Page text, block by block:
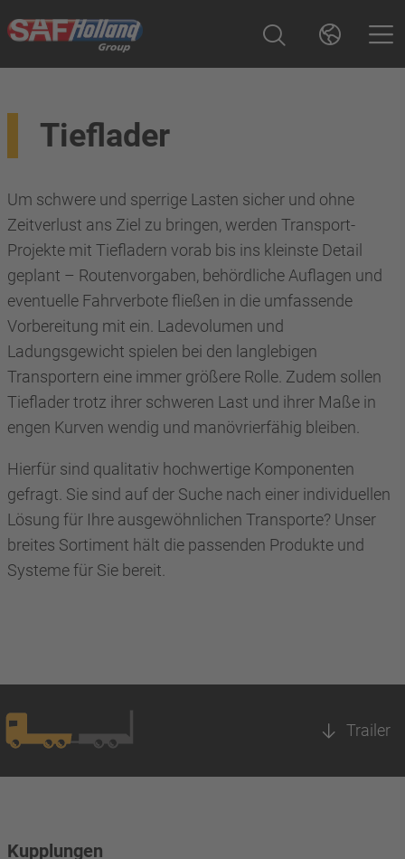
Tieflader
Um schwere und sperrige Lasten sicher und ohne
Zeitverlust ans Ziel zu bringen, werden Transport-
Projekte mit Tiefladern vorab bis ins kleinste Detail
geplant – Routenvorgaben, behördliche Auflagen und
eventuelle Fahrverbote fließen in die umfassende
Vorbereitung mit ein. Ladevolumen und
Ladungsgewicht spielen bei den langlebigen
Transportern eine immer größere Rolle. Zudem sollen
Tieflader trotz ihrer schweren Last und ihrer Maße in
engen Kurven wendig und manövrierfähig bleiben.
Hierfür sind qualitativ hochwertige Komponenten
gefragt. Sie sind auf der Suche nach einer individuellen
Lösung für Ihre ausgewöhnlichen Transporte? Unser
breites Sortiment hält die passenden Produkte und
Systeme für Sie bereit.
Trailer
Kupplungen